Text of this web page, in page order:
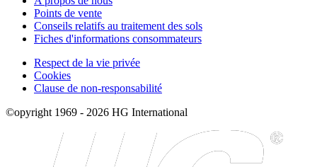
Points de vente
Conseils relatifs au traitement des sols
Fiches d'informations consommateurs
Respect de la vie privée
Cookies
Clause de non-responsabilité
©opyright 1969 - 2026 HG International